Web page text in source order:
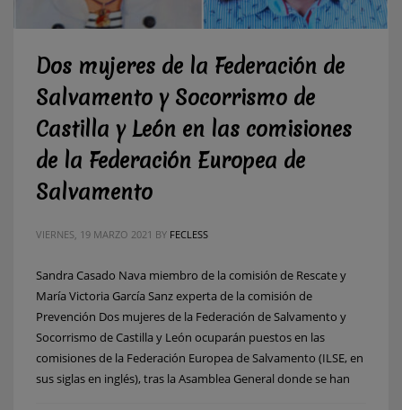
Dos mujeres de la Federación de
Salvamento y Socorrismo de
Castilla y León en las comisiones
de la Federación Europea de
Salvamento
VIERNES, 19 MARZO 2021 BY FECLESS
Sandra Casado Nava miembro de la comisión de Rescate y
María Victoria García Sanz experta de la comisión de
Prevención Dos mujeres de la Federación de Salvamento y
Socorrismo de Castilla y León ocuparán puestos en las
comisiones de la Federación Europea de Salvamento (ILSE, en
sus siglas en inglés), tras la Asamblea General donde se han